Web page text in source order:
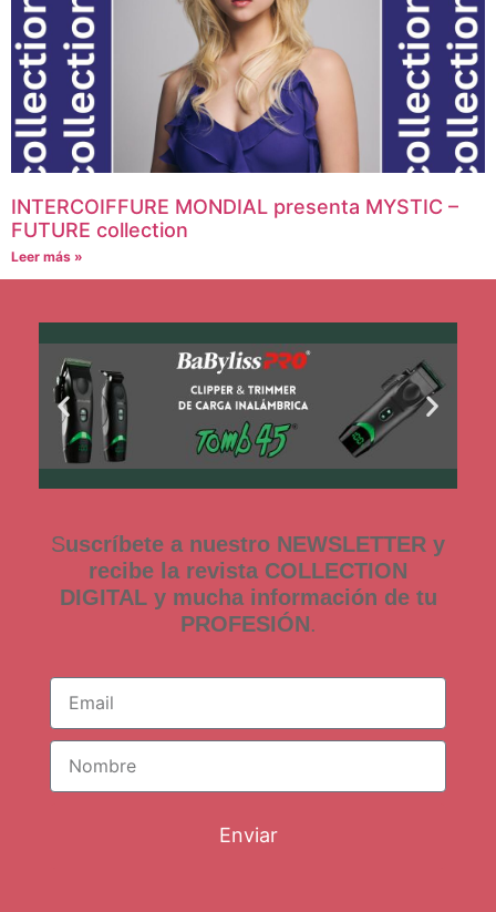
INTERCOIFFURE MONDIAL presenta MYSTIC –
FUTURE collection
Leer más »
Suscríbete a nuestro NEWSLETTER y
recibe la revista COLLECTION
DIGITAL y mucha información de tu
PROFESIÓN.
Enviar